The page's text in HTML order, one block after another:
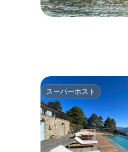
スーパーホスト
スーパーホスト